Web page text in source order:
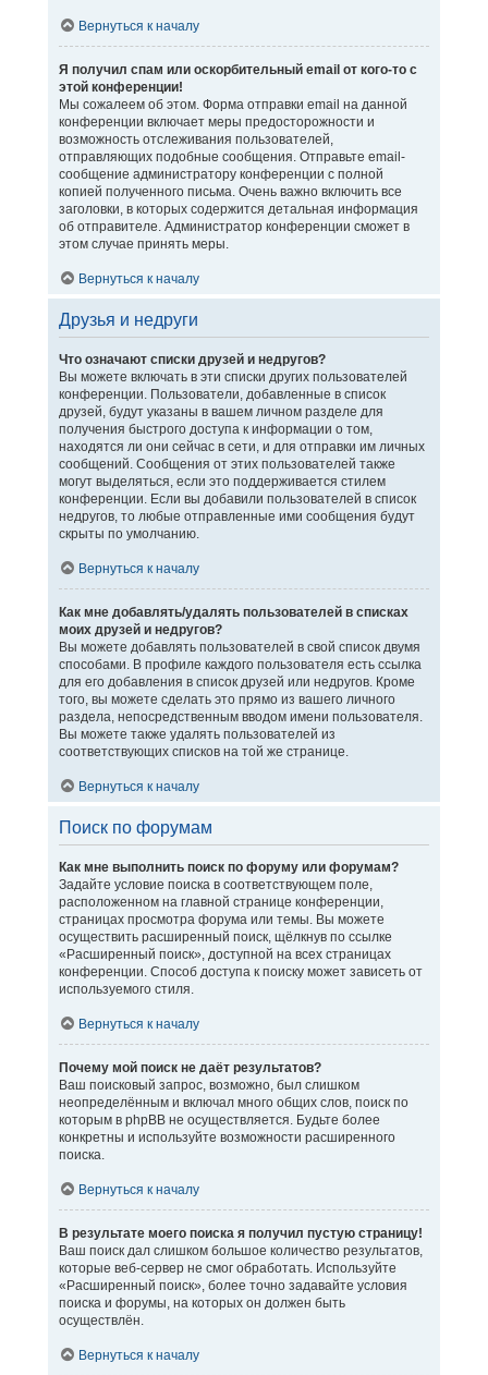
Вернуться к началу
Я получил спам или оскорбительный email от кого-то с
этой конференции!
Мы сожалеем об этом. Форма отправки email на данной
конференции включает меры предосторожности и
возможность отслеживания пользователей,
отправляющих подобные сообщения. Отправьте email-
сообщение администратору конференции с полной
копией полученного письма. Очень важно включить все
заголовки, в которых содержится детальная информация
об отправителе. Администратор конференции сможет в
этом случае принять меры.
Вернуться к началу
Друзья и недруги
Что означают списки друзей и недругов?
Вы можете включать в эти списки других пользователей
конференции. Пользователи, добавленные в список
друзей, будут указаны в вашем личном разделе для
получения быстрого доступа к информации о том,
находятся ли они сейчас в сети, и для отправки им личных
сообщений. Сообщения от этих пользователей также
могут выделяться, если это поддерживается стилем
конференции. Если вы добавили пользователей в список
недругов, то любые отправленные ими сообщения будут
скрыты по умолчанию.
Вернуться к началу
Как мне добавлять/удалять пользователей в списках
моих друзей и недругов?
Вы можете добавлять пользователей в свой список двумя
способами. В профиле каждого пользователя есть ссылка
для его добавления в список друзей или недругов. Кроме
того, вы можете сделать это прямо из вашего личного
раздела, непосредственным вводом имени пользователя.
Вы можете также удалять пользователей из
соответствующих списков на той же странице.
Вернуться к началу
Поиск по форумам
Как мне выполнить поиск по форуму или форумам?
Задайте условие поиска в соответствующем поле,
расположенном на главной странице конференции,
страницах просмотра форума или темы. Вы можете
осуществить расширенный поиск, щёлкнув по ссылке
«Расширенный поиск», доступной на всех страницах
конференции. Способ доступа к поиску может зависеть от
используемого стиля.
Вернуться к началу
Почему мой поиск не даёт результатов?
Ваш поисковый запрос, возможно, был слишком
неопределённым и включал много общих слов, поиск по
которым в phpBB не осуществляется. Будьте более
конкретны и используйте возможности расширенного
поиска.
Вернуться к началу
В результате моего поиска я получил пустую страницу!
Ваш поиск дал слишком большое количество результатов,
которые веб-сервер не смог обработать. Используйте
«Расширенный поиск», более точно задавайте условия
поиска и форумы, на которых он должен быть
осуществлён.
Вернуться к началу